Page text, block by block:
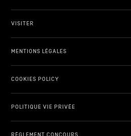
VISITER
MENTIONS LÉGALES
COOKIES POLICY
POLITIQUE VIE PRIVÉE
RÈGLEMENT CONCOURS